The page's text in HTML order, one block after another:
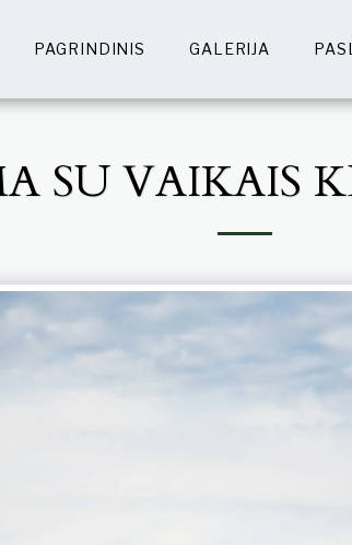
PAGRINDINIS GALERIJA
SU VAIKAIS